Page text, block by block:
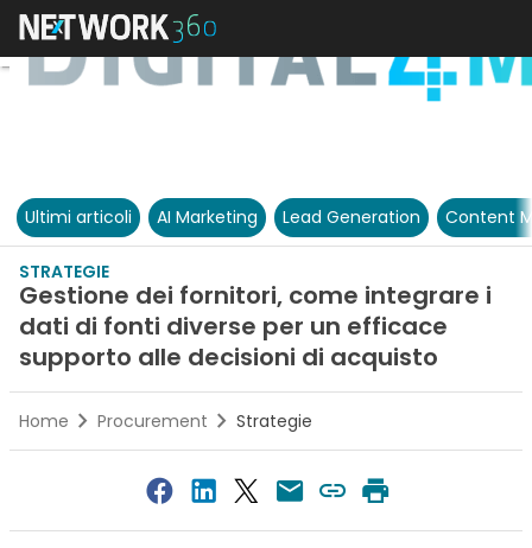
Ultimi articoli AI Marketing Lead Generation Content
STRATEGIE
Gestione dei fornitori, come integrare i
dati di fonti diverse per un efficace
supporto alle decisioni di acquisto
Home Procurement Strategie